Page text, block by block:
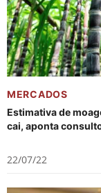
MERCADOS
Estimativa de
cai, aponta
22/07/22